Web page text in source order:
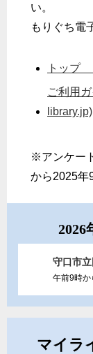
い。
もりぐち電
トップ
ご利用
library.jp)
※アンケー
から2025
2026
守口市
午前9時
マイラ